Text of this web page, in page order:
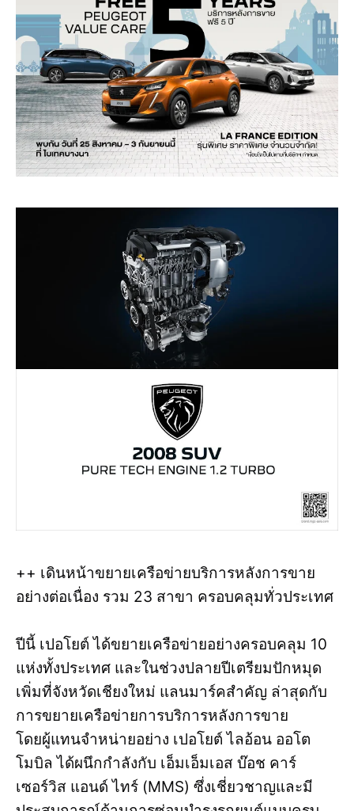
++ เดินหน้าขยายเครือข่ายบริการหลังการขาย
อย่างต่อเนื่อง รวม 23 สาขา ครอบคลุมทั่วประเทศ
ปีนี้ เปอโยต์ ได้ขยายเครือข่ายอย่างครอบคลุม 10
แห่งทั้งประเทศ และในช่วงปลายปีเตรียมปักหมุด
เพิ่มที่จังหวัดเชียงใหม่ แลนมาร์คสำคัญ ล่าสุดกับ
การขยายเครือข่ายการบริการหลังการขาย
โดยผู้แทนจำหน่ายอย่าง เปอโยต์ ไลอ้อน ออโต
โมบิล ได้ผนึกกำลังกับ เอ็มเอ็มเอส บ๊อช คาร์
เซอร์วิส แอนด์ ไทร์ (MMS) ซึ่งเชี่ยวชาญและมี